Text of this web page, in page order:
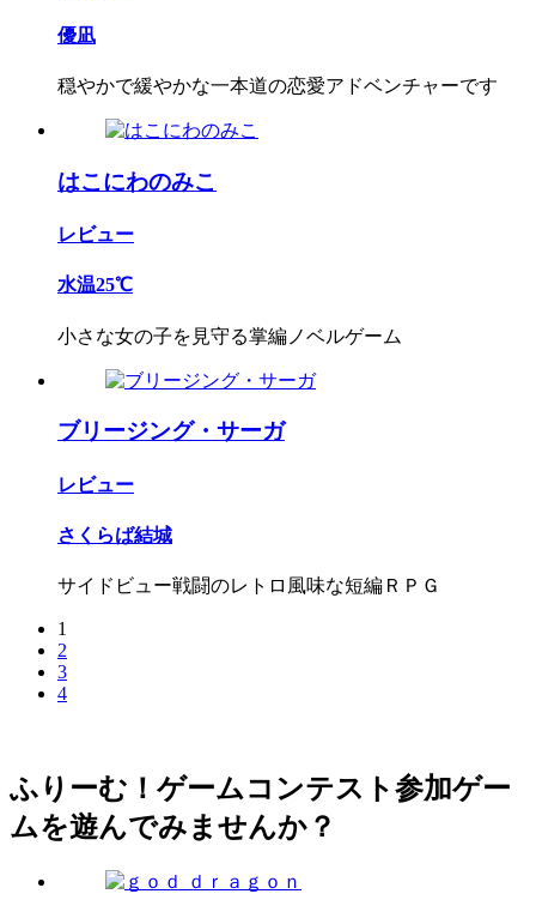
優凪
穏やかで緩やかな一本道の恋愛アドベンチャーです
はこにわのみこ
レビュー
水温25℃
小さな女の子を見守る掌編ノベルゲーム
ブリージング・サーガ
レビュー
さくらば結城
サイドビュー戦闘のレトロ風味な短編ＲＰＧ
1
2
3
4
ふりーむ！ゲームコンテスト参加ゲー
ムを遊んでみませんか？